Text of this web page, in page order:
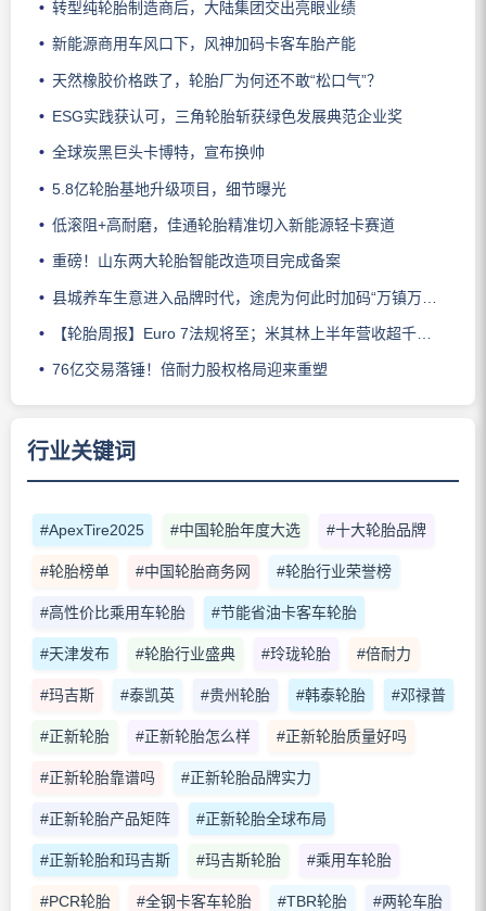
转型纯轮胎制造商后，大陆集团交出亮眼业绩
新能源商用车风口下，风神加码卡客车胎产能
天然橡胶价格跌了，轮胎厂为何还不敢“松口气”？
ESG实践获认可，三角轮胎斩获绿色发展典范企业奖
全球炭黑巨头卡博特，宣布换帅
5.8亿轮胎基地升级项目，细节曝光
低滚阻+高耐磨，佳通轮胎精准切入新能源轻卡赛道
重磅！山东两大轮胎智能改造项目完成备案
县城养车生意进入品牌时代，途虎为何此时加码“万镇万店”？
【轮胎周报】Euro 7法规将至；米其林上半年营收超千亿；倍耐力上半年盈利稳增；龙星炭黑斩获欧洲近万吨订单
76亿交易落锤！倍耐力股权格局迎来重塑
行业关键词
#ApexTire2025 #中国轮胎年度大选 #十大轮胎品牌
#轮胎榜单 #中国轮胎商务网 #轮胎行业荣誉榜
#高性价比乘用车轮胎 #节能省油卡客车轮胎
#天津发布 #轮胎行业盛典 #玲珑轮胎 #倍耐力
#玛吉斯 #泰凯英 #贵州轮胎 #韩泰轮胎 #邓禄普
#正新轮胎 #正新轮胎怎么样 #正新轮胎质量好吗
#正新轮胎靠谱吗 #正新轮胎品牌实力
#正新轮胎产品矩阵 #正新轮胎全球布局
#正新轮胎和玛吉斯 #玛吉斯轮胎 #乘用车轮胎
#PCR轮胎 #全钢卡客车轮胎 #TBR轮胎 #两轮车胎